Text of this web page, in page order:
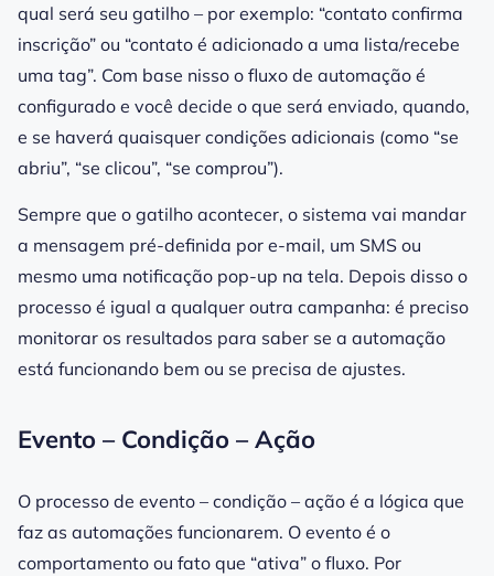
qual será seu gatilho – por exemplo: “contato confirma
inscrição” ou “contato é adicionado a uma lista/recebe
uma tag”. Com base nisso o fluxo de automação é
configurado e você decide o que será enviado, quando,
e se haverá quaisquer condições adicionais (como “se
abriu”, “se clicou”, “se comprou”).
Sempre que o gatilho acontecer, o sistema vai mandar
a mensagem pré-definida por e-mail, um SMS ou
mesmo uma notificação pop-up na tela. Depois disso o
processo é igual a qualquer outra campanha: é preciso
monitorar os resultados para saber se a automação
está funcionando bem ou se precisa de ajustes.
Evento – Condição – Ação
O processo de evento – condição – ação é a lógica que
faz as automações funcionarem. O evento é o
comportamento ou fato que “ativa” o fluxo. Por